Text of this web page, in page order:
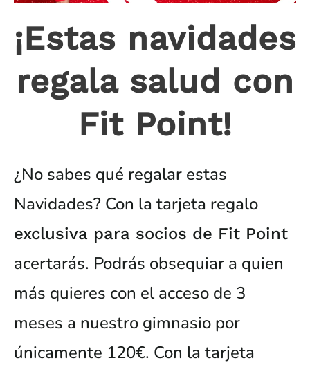
¡Estas navidades
regala salud con
Fit Point!
¿No sabes qué regalar estas
Navidades? Con la tarjeta regalo
exclusiva para socios de Fit Point
acertarás. Podrás obsequiar a quien
más quieres con el acceso de 3
meses a nuestro gimnasio por
únicamente 120€. Con la tarjeta